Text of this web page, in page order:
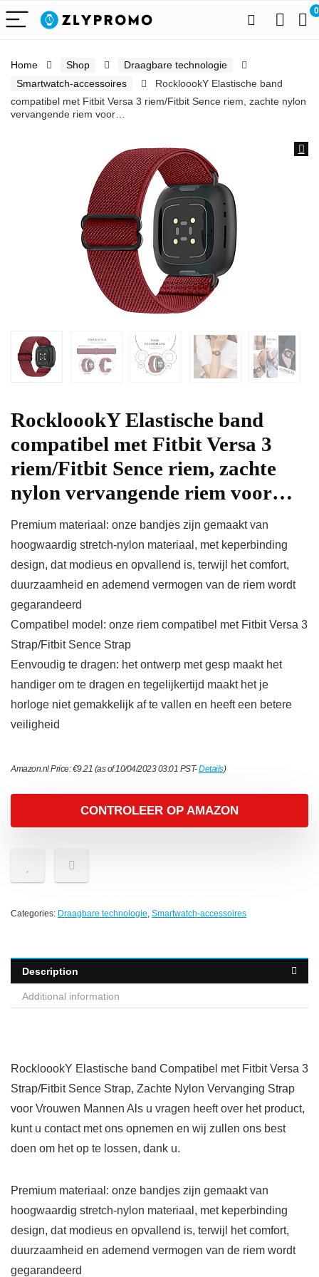
0
Home Shop
Draagbare technologie
Smartwatch-accessoires
RockloookY Elastische band
compatibel met Fitbit Versa 3 riem/Fitbit Sence riem, zachte nylon
vervangende riem voor…
RockloookY Elastische band
compatibel met Fitbit Versa 3
riem/Fitbit Sence riem, zachte
nylon vervangende riem voor…
Premium materiaal: onze bandjes zijn gemaakt van
hoogwaardig stretch-nylon materiaal, met keperbinding
design, dat modieus en opvallend is, terwijl het comfort,
duurzaamheid en ademend vermogen van de riem wordt
gegarandeerd
Compatibel model: onze riem compatibel met Fitbit Versa 3
Strap/Fitbit Sence Strap
Eenvoudig te dragen: het ontwerp met gesp maakt het
handiger om te dragen en tegelijkertijd maakt het je
horloge niet gemakkelijk af te vallen en heeft een betere
veiligheid
Amazon.nl Price:€9.21 (as of 10/04/2023 03:01 PST-Details)
CONTROLEER OP AMAZON
Categories: Draagbare technologie, Smartwatch-accessoires
Description
Additional information
RockloookY Elastische band Compatibel met Fitbit Versa 3
Strap/Fitbit Sence Strap, Zachte Nylon Vervanging Strap
voor Vrouwen Mannen Als u vragen heeft over het product,
kunt u contact met ons opnemen en wij zullen ons best
doen om het op te lossen, dank u.
Premium materiaal: onze bandjes zijn gemaakt van
hoogwaardig stretch-nylon materiaal, met keperbinding
design, dat modieus en opvallend is, terwijl het comfort,
duurzaamheid en ademend vermogen van de riem wordt
gegarandeerd